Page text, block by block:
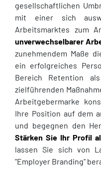
gesellschaftlichen
mit einer sich
Arbeitsmarktes zum
unverwechselbarer
zunehmendem Maße
ein erfolgreiches
Bereich Retention
zielführenden
Arbeitgebermarke
Ihre Position auf dem
und begegnen den
Stärken Sie Ihr Profil
lassen Sie sich von
"Employer Branding"